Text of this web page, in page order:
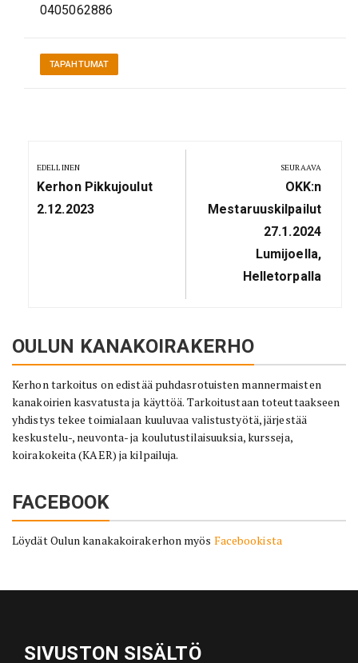
0405062886
TAPAHTUMAT
selaus
EDELLINEN
Previous
Post:
Kerhon Pikkujoulut
2.12.2023
SEURAAVA
Next
Post:
OKK:n
Mestaruuskilpailut
27.1.2024
Lumijoella,
Helletorpalla
OULUN KANAKOIRAKERHO
Kerhon tarkoitus on edistää puhdasrotuisten mannermaisten
kanakoirien kasvatusta ja käyttöä. Tarkoitustaan toteuttaakseen
yhdistys tekee toimialaan kuuluvaa valistustyötä, järjestää
keskustelu-, neuvonta- ja koulutustilaisuuksia, kursseja,
koirakokeita (KAER) ja kilpailuja.
FACEBOOK
Löydät Oulun kanakakoirakerhon myös Facebookista
SIVUSTON SISÄLTÖ